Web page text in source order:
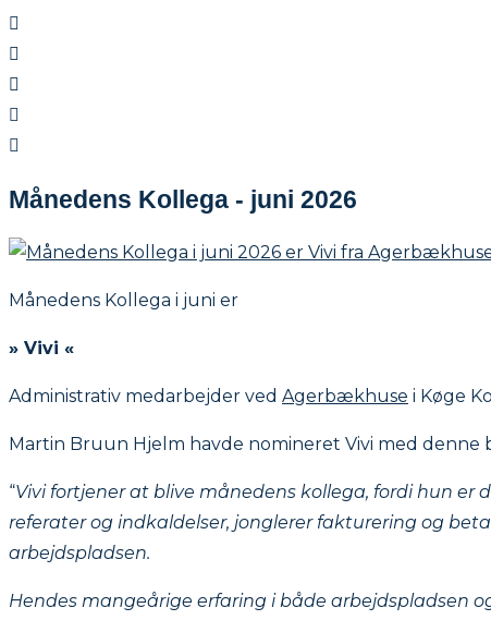
Månedens Kollega - juni 2026
Månedens Kollega i juni er
» Vivi «
Administrativ medarbejder ved Agerbækhuse i Køge
Martin Bruun Hjelm havde nomineret Vivi med denne
“Vivi fortjener at blive månedens kollega, fordi hun
referater og indkaldelser, jonglerer fakturering og
arbejdspladsen.
Hendes mangeårige erfaring i både arbejdspladsen